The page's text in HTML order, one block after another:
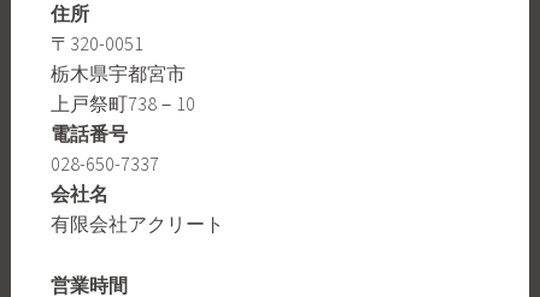
住所
〒320-0051
栃木県宇都宮市
上戸祭町738－10
電話番号
028-650-7337
会社名
有限会社アクリート
営業時間